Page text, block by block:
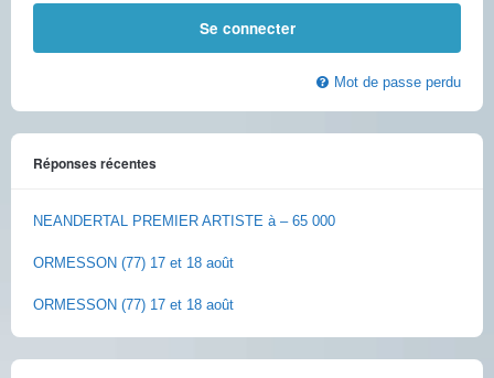
Mot de passe perdu
Réponses récentes
NEANDERTAL PREMIER ARTISTE à – 65 000
ORMESSON (77) 17 et 18 août
ORMESSON (77) 17 et 18 août